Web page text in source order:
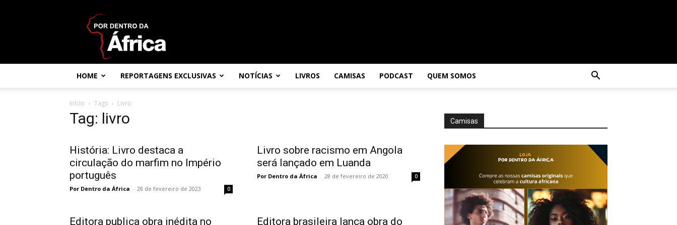
da
África
HOME REPORTAGENS EXCLUSIVAS NOTÍCIAS LIVROS CAMISAS PODCAST QUEM SOMOS
Início Tags Livro
Tag: livro
História: Livro destaca a
circulação do marfim no Império
português
Por Dentro da África - 28 de fevereiro de 2023 0
Livro sobre racismo em Angola
será lançado em Luanda
Por Dentro da África - 28 de fevereiro de 2020 0
Editora publica obra inédita no Editora brasileira lança obra do
Camisas